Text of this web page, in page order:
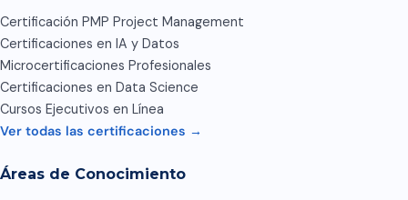
Certificación PMP Project Management
Certificaciones en IA y Datos
Microcertificaciones Profesionales
Certificaciones en Data Science
Cursos Ejecutivos en Línea
Ver todas las certificaciones →
Áreas de Conocimiento